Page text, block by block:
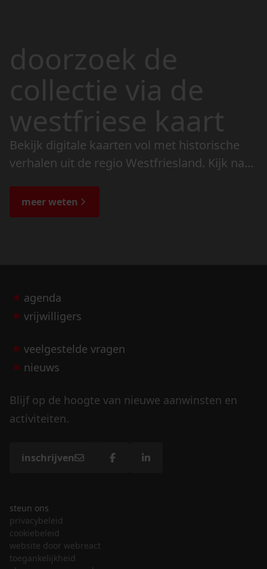
doorzoek de
collectie via de
westfriese kaart
Bekijk digitale kaarten vol met historische
verhalen uit de regio Westfriesland. Kijk naar
de bijzondere verhalen.
meer weten
agenda
vrijwilligers
veelgestelde vragen
nieuws
Blijf op de hoogte van nieuwe aanwinsten en
activiteiten.
inschrijven
steun ons
privacybeleid
cookiebeleid
website door webreact
toegankelijkheid